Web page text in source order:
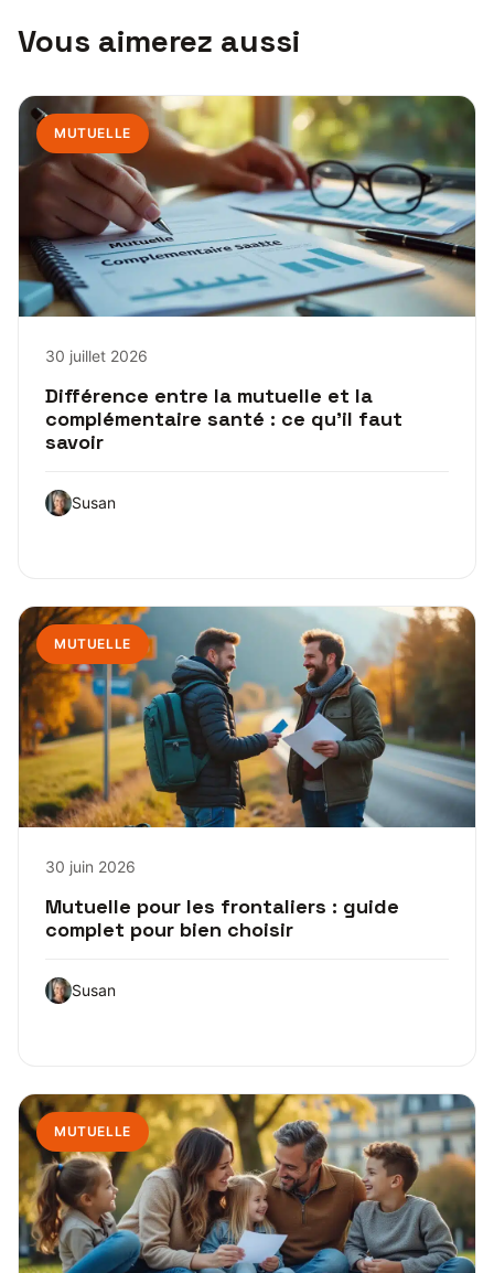
Vous aimerez aussi
MUTUELLE
30 juillet 2026
Différence entre la mutuelle et la
complémentaire santé : ce qu’il faut
savoir
Susan
MUTUELLE
30 juin 2026
Mutuelle pour les frontaliers : guide
complet pour bien choisir
Susan
MUTUELLE